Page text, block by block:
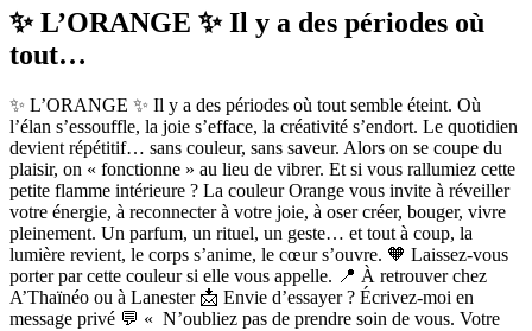
✨ L’ORANGE ✨ Il y a des périodes où
tout…
✨ L’ORANGE ✨ Il y a des périodes où tout semble éteint. Où
l’élan s’essouffle, la joie s’efface, la créativité s’endort. Le quotidien
devient répétitif… sans couleur, sans saveur. Alors on se coupe du
plaisir, on « fonctionne » au lieu de vibrer. Et si vous rallumiez cette
petite flamme intérieure ? La couleur Orange vous invite à réveiller
votre énergie, à reconnecter à votre joie, à oser créer, bouger, vivre
pleinement. Un parfum, un rituel, un geste… et tout à coup, la
lumière revient, le corps s’anime, le cœur s’ouvre. 🧡 Laissez-vous
porter par cette couleur si elle vous appelle. 📍 À retrouver chez
A’Thaïnéo ou à Lanester 📩 Envie d’essayer ? Écrivez-moi en
message privé 💬 « N’oubliez pas de prendre soin de vous. Votre